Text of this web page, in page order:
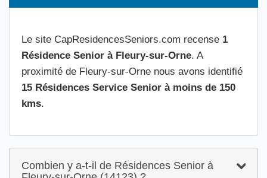
Le site CapResidencesSeniors.com recense 1
Résidence Senior à Fleury-sur-Orne. A
proximité de Fleury-sur-Orne nous avons identifié
15 Résidences Service Senior à moins de 150
kms.
Combien y a-t-il de Résidences Senior à